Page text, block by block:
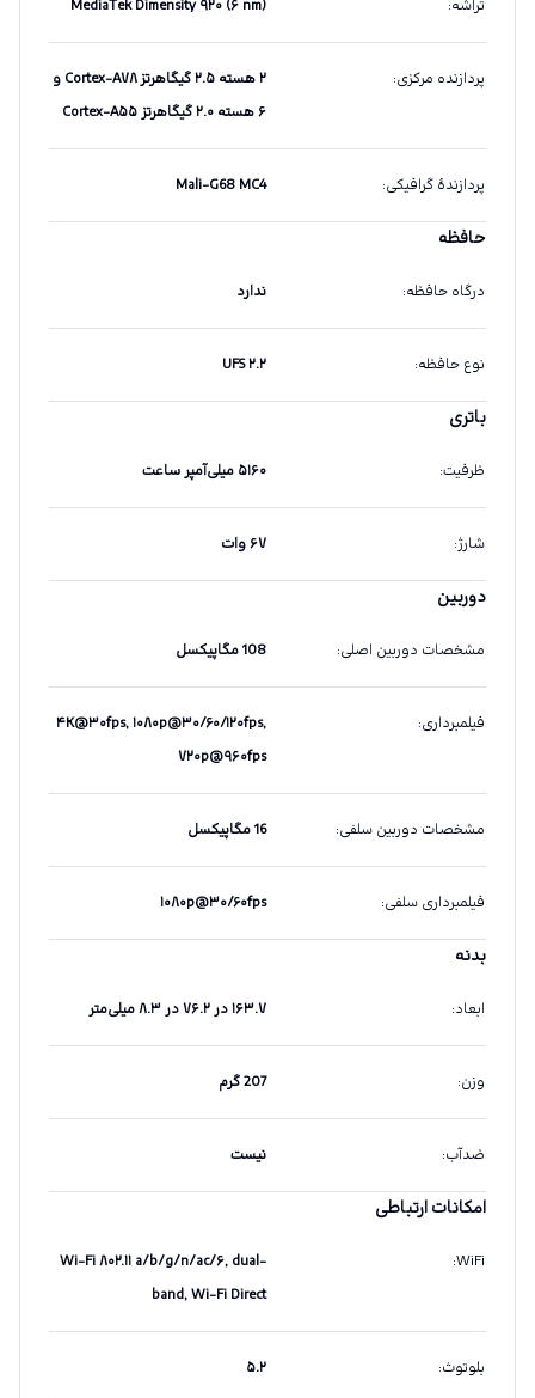
تراشه: MediaTek Dimensity ۹۲۰ (۶ nm)
پردازنده مرکزی:
۲ هسته ۲.۵ گیگاهرتز Cortex-A۷۸ و
۶ هسته ۲.۰ گیگاهرتز Cortex-A۵۵
پردازندهٔ گرافیکی:
Mali-G68 MC4
حافظه
درگاه حافظه: ندارد
نوع حافظه: UFS ۲.۲
باتری
ظرفیت: ۵۱۶۰ میلی‌آمپر ساعت
شارژ: ۶۷ وات
دوربین
مشخصات دوربین اصلی: 108 مگاپیکسل
فیلمبرداری:
۴K@۳۰fps, ۱۰۸۰p@۳۰/۶۰/۱۲۰fps,
۷۲۰p@۹۶۰fps
مشخصات دوربین سلفی: 16 مگاپیکسل
فیلمبرداری سلفی: ۱۰۸۰p@۳۰/۶۰fps
بدنه
ابعاد: ۱۶۳.۷ در ۷۶.۲ در ۸.۳ میلی‌متر
وزن: 207 گرم
ضدآب: نیست
امکانات ارتباطی
WiFi
:
Wi-Fi ۸۰۲.۱۱ a/b/g/n/ac/۶, dual-
band, Wi-Fi Direct
بلوتوث: ۵.۲